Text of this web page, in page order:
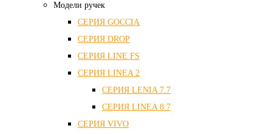
Модели ручек
СЕРИЯ GOCCIA
СЕРИЯ DROP
СЕРИЯ LINE FS
СЕРИЯ LINEA 2
СЕРИЯ LENIA 7.7
СЕРИЯ LINEA 8.7
СЕРИЯ VIVO